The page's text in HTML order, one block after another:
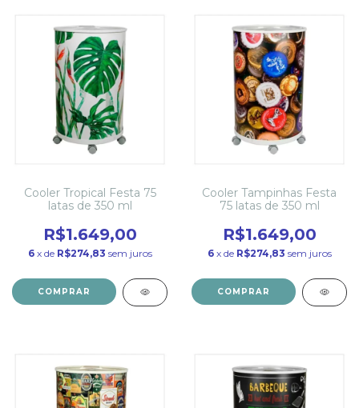
Cooler Tropical Festa 75
latas de 350 ml
R$1.649,00
6 x de R$274,83 sem juros
Cooler Tampinhas Festa
75 latas de 350 ml
R$1.649,00
6 x de R$274,83 sem juros